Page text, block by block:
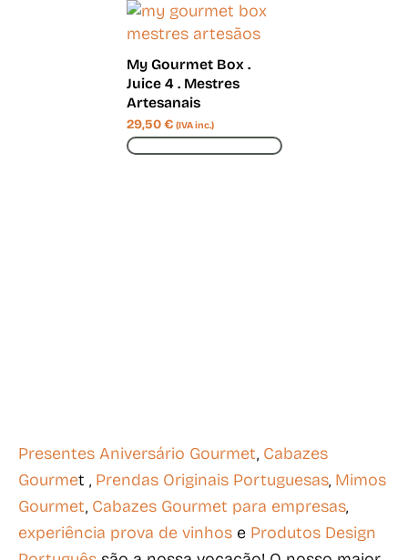
My Gourmet Box .
Juice 4 . Mestres
Artesanais
29,50€ (IVA inc.)
ADICIONAR
Presentes Aniversário Gourmet, Cabazes
Gourmet , Prendas Originais Portuguesas, Mimos
Gourmet, Cabazes Gourmet para empresas,
experiência prova de vinhos e Produtos Design